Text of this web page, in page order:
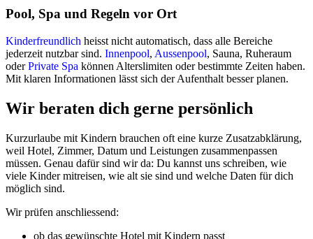
Pool, Spa und Regeln vor Ort
Kinderfreundlich heisst nicht automatisch, dass alle Bereiche
jederzeit nutzbar sind. Innenpool, Aussenpool, Sauna, Ruheraum
oderPrivate Spa können Alterslimiten oder bestimmte Zeiten haben.
Mit klaren Informationen lässt sich der Aufenthalt besser planen.
Wir beraten dich gerne persönlich
Kurzurlaube mit Kindern brauchen oft eine kurze Zusatzabklärung,
weil Hotel, Zimmer, Datum und Leistungen zusammenpassen
müssen. Genau dafür sind wir da: Du kannst uns schreiben, wie
viele Kinder mitreisen, wie alt sie sind und welche Daten für dich
möglich sind.
Wir prüfen anschliessend:
ob das gewünschte Hotel mit Kindern passt